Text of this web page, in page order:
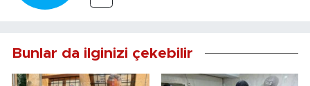
Bunlar da ilginizi çekebilir